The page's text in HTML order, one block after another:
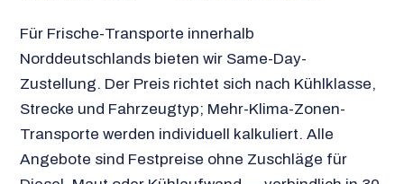
Für Frische-Transporte innerhalb
Norddeutschlands bieten wir Same-Day-
Zustellung. Der Preis richtet sich nach Kühlklasse,
Strecke und Fahrzeugtyp; Mehr-Klima-Zonen-
Transporte werden individuell kalkuliert. Alle
Angebote sind Festpreise ohne Zuschläge für